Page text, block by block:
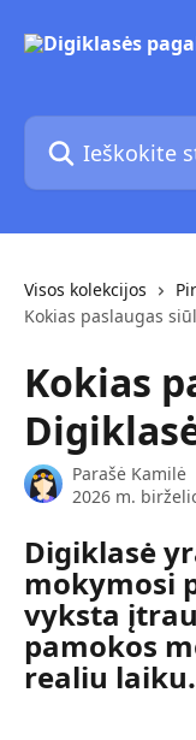
Ieškokite
Visos kolekcijos
Kokias paslaugas
Kokias
Parašė Kamilė
2026 m.
Digiklasė
mokymosi
vyksta
pamokos
realiu laiku.